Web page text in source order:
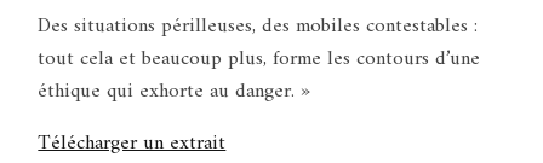
Des situations périlleuses, des mobiles contestables :
tout cela et beaucoup plus, forme les contours d’une
éthique qui exhorte au danger. »
Télécharger un extrait